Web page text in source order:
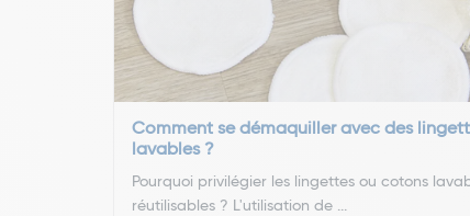
Comment se démaquiller avec des
lavables ?
Pourquoi privilégier les lingettes ou cotons
réutilisables ? L'utilisation de ...